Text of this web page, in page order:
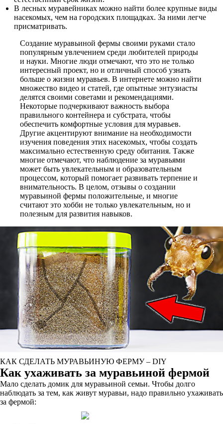
В лесных муравейниках можно найти более крупные виды
насекомых, чем на городских площадках. За ними легче
присматривать.
Создание муравьиной фермы своими руками стало
популярным увлечением среди любителей природы
и науки. Многие люди отмечают, что это не только
интересный проект, но и отличный способ узнать
больше о жизни муравьев. В интернете можно найти
множество видео и статей, где опытные энтузиасты
делятся своими советами и рекомендациями.
Некоторые подчеркивают важность выбора
правильного контейнера и субстрата, чтобы
обеспечить комфортные условия для муравьев.
Другие акцентируют внимание на необходимости
изучения поведения этих насекомых, чтобы создать
максимально естественную среду обитания. Также
многие отмечают, что наблюдение за муравьями
может быть увлекательным и образовательным
процессом, который помогает развивать терпение и
внимательность. В целом, отзывы о создании
муравьиной фермы положительные, и многие
считают это хобби не только увлекательным, но и
полезным для развития навыков.
КАК СДЕЛАТЬ МУРАВЬИНУЮ ФЕРМУ – DIY
Как ухаживать за муравьиной фермой
Мало сделать домик для муравьиной семьи. Чтобы долго
наблюдать за тем, как живут муравьи, надо правильно ухаживать
за фермой: